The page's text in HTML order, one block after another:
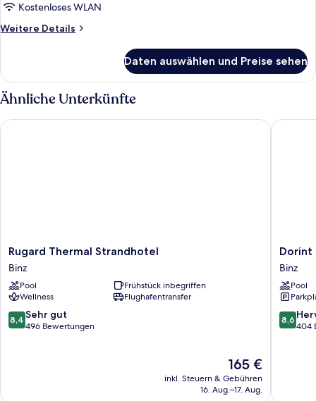
Kostenloses WLAN
Weitere Details
Weitere
Suite
Daten auswählen und Preise sehen
Ähnliche Unterkünfte
Rugard
Thermal
Strandhotel
Binz
Rugard Thermal Strandhotel
Binz
Pool
Frühstück inbegriffen
Wellness
Flughafentransfer
8.4
von
8,4 Sehr gut
496 Bewertungen
Der
Preis
beträgt
165 €
inkl. Steuern & Gebühren
16. Aug.–17. Aug.
Rugard Thermal Strandhotel
Dorint
Binz-
Therme
Binz/
Binz
Dorint
Binz
Pool
8.6
von
8,6
404
Dorint